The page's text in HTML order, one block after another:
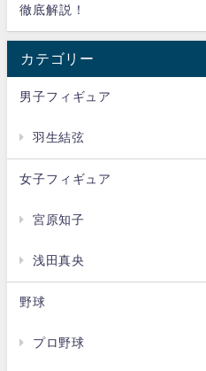
徹底解説！
カテゴリー
男子フィギュア
羽生結弦
女子フィギュア
宮原知子
浅田真央
野球
プロ野球